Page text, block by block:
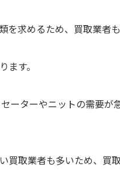
を求めるため、買取業者
ます。
ーターやニットの需要
買取業者も多いため、買